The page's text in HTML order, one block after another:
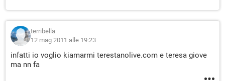
terribella
12 mag 2011 alle 19:23
infatti io voglio kiamarmi terestanolive.com e teresa giove
ma nn fa